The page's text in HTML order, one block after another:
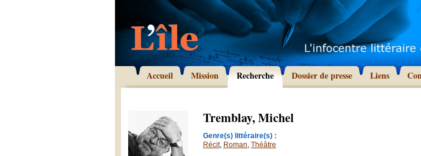
Accueil Mission Recherche Dossier de presse Liens
Tremblay, Michel
Genre(s) littéraire(s) :
Récit, Roman, Théâtre